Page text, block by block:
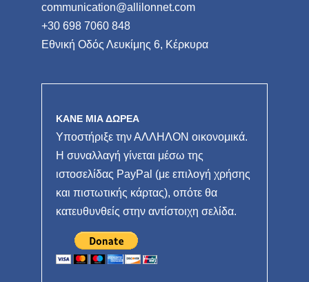
communication@allilonnet.com
+30 698 7060 848
Εθνική Οδός Λευκίμης 6, Κέρκυρα
ΚΑΝΕ ΜΙΑ ΔΩΡΕΑ
Υποστήριξε την ΑΛΛΗΛΟΝ οικονομικά.
Η συναλλαγή γίνεται μέσω της
ιστοσελίδας PayPal (με επιλογή χρήσης
και πιστωτικής κάρτας), οπότε θα
κατευθυνθείς στην αντίστοιχη σελίδα.